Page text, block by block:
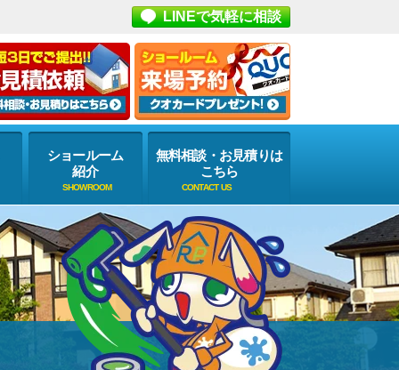
LINEで気軽に相談
ショールーム
紹介
無料相談・お見積りは
こちら